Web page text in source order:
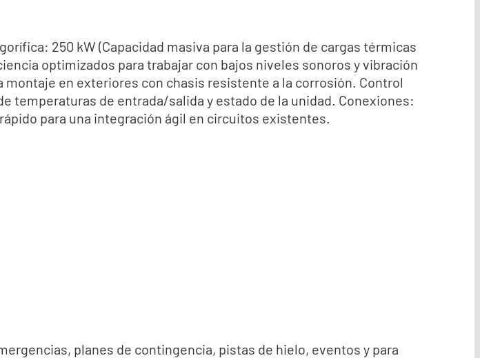
250 kW (Capacidad masiva para la gestión de cargas térmicas
optimizados para trabajar con bajos niveles sonoros y vibración
en exteriores con chasis resistente a la corrosión. Control
temperaturas de entrada/salida y estado de la unidad. Conexiones:
para una integración ágil en circuitos existentes.
planes de contingencia, pistas de hielo, eventos y para